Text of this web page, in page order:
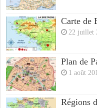
Carte de
22 juillet
Plan de
1 août
Régions